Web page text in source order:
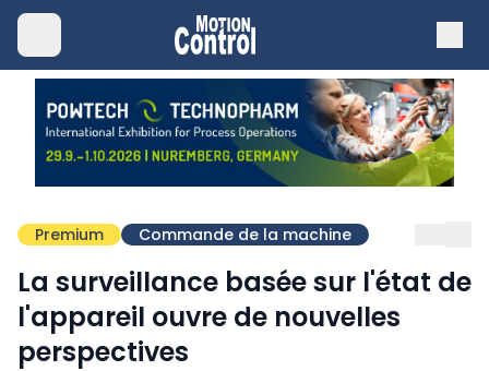
Premium Commande de la machine
La surveillance basée sur l'état de
l'appareil ouvre de nouvelles
perspectives